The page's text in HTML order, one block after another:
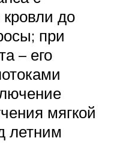
до
при
– его
мягкой
летним